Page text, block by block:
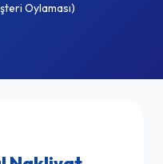
Oylaması)